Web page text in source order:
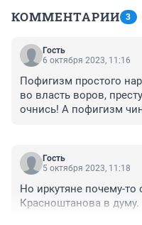
КОММЕНТАРИИ 3
Гость
6 октября 2023, 11:16
Пофигизм простого
во власть воров,
очнись! А пофигизм
заказчика -
Красноштановы
получая бюджетные
наши дети!
Гость
5 октября 2023, 11:18
Но иркутяне почему-то
Красноштанова в думу.